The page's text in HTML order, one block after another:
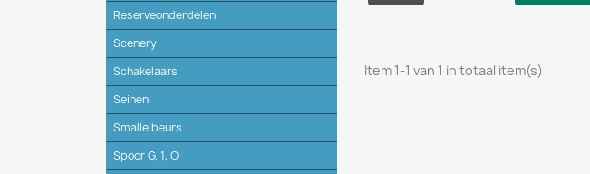
Reserveonderdelen
Scenery
Schakelaars
Seinen
Smalle beurs
Spoor G, 1, O
Item 1-1 van 1 in totaal item(s)